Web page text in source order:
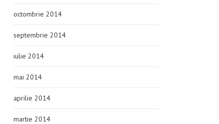
octombrie 2014
septembrie 2014
iulie 2014
mai 2014
aprilie 2014
martie 2014